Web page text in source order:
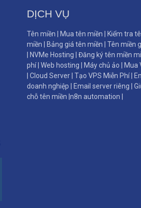
DỊCH VỤ
Tên miền Mua tên miền
Kiểm tra
miền
Bảng giá tên miền
Tên miền
NVMe Hosting
Đăng ký tên miền
phí| Web hosting Máy chủ ảo
Mua
Cloud Server Tạo VPS Miễn Phí|
doanh nghiệp
Email server riêng
chỗ tên miền n8n automation